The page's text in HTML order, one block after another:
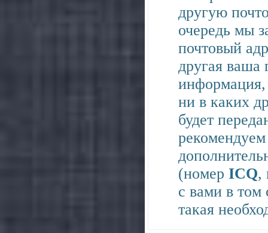
другую
очередь мы
почтовый
другая ваша
информация,
ни в каких
будет
(номер ICQ,
с вами в том
такая